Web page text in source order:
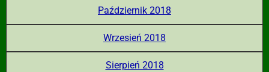
Październik 2018
Wrzesień 2018
Sierpień 2018